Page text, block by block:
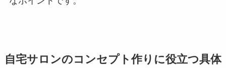
自宅サロンのコンセプト作りに役立つ具体